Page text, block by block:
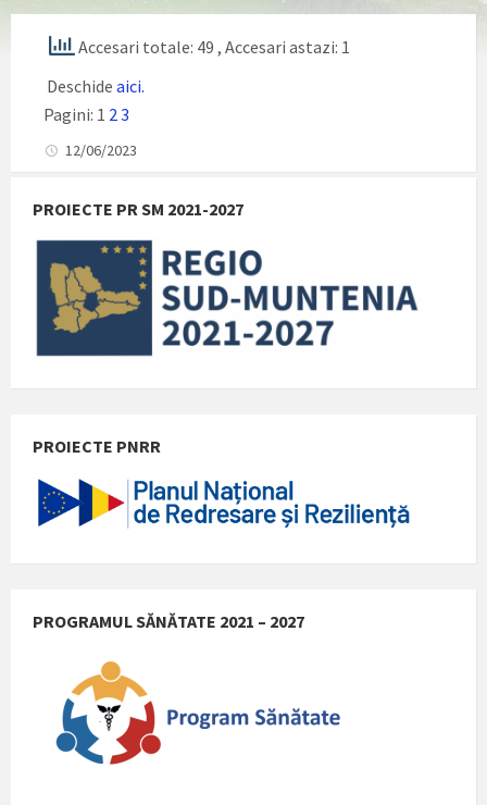
Accesari totale: 49 , Accesari astazi: 1
Deschide aici.
Pagini: 1 2 3
12/06/2023
PROIECTE PR SM 2021-2027
PROIECTE PNRR
PROGRAMUL SĂNĂTATE 2021 – 2027